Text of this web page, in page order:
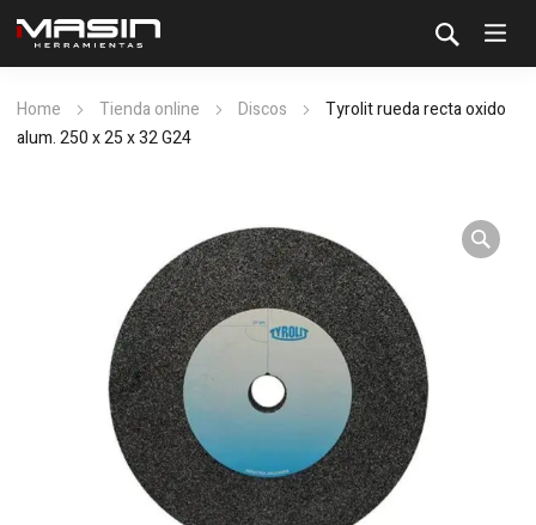
Home Tienda online Discos
Tyrolit rueda recta oxido
alum. 250 x 25 x 32 G24